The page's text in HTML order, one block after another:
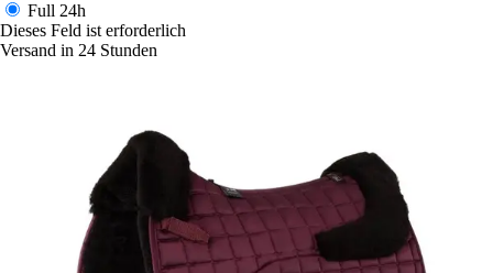
Full 24h
Dieses Feld ist erforderlich
Versand in 24 Stunden